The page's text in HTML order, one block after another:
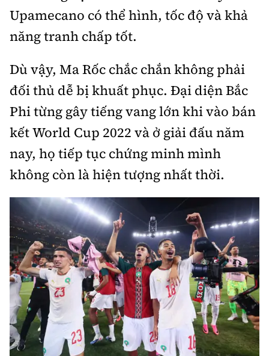
Upamecano có thể hình, tốc độ và khả
năng tranh chấp tốt.
Dù vậy, Ma Rốc chắc chắn không phải
đối thủ dễ bị khuất phục. Đại diện Bắc
Phi từng gây tiếng vang lớn khi vào bán
kết World Cup 2022 và ở giải đấu năm
nay, họ tiếp tục chứng minh mình
không còn là hiện tượng nhất thời.